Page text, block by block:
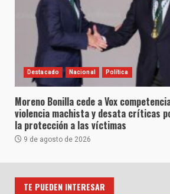
Destacado Nacional Política
Moreno Bonilla cede a Vox
violencia machista y desata críticas
la protección a las víctimas
9 de agosto de 2026
TE PUEDEN INTERESAR